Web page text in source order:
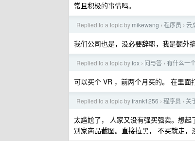
常且积极的事情吗。
Replied to a topic by mikewang › 程序员 › 云
我们公司也是，没必要辞职，我是额外
Replied to a topic byfox › 问与答 › 有什么一
可以买个 VR ，前两个月买的。 在里
Replied to a topic byfrank1256 › 程序员 › 关
太尴尬了， 人家又没有强买强卖。想
别家商品截图。直接拉黑， 不买就走，